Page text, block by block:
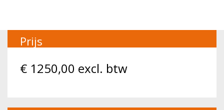
Prijs
€ 1250,00 excl. btw